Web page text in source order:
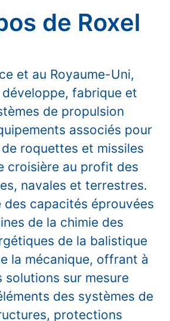
de Roxel
et au Royaume-Uni,
fabrique et
de propulsion
associés pour
roquettes et missiles
croisière au profit des
navales et terrestres.
des capacités éprouvées
de la chimie des
de la balistique
la mécanique, offrant à
solutions sur mesure
des systèmes de
protections